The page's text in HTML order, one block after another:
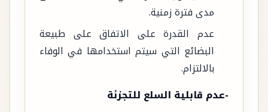
مدى فترة زمنية.
عدم القدرة على الاتفاق على طبيعة
البضائع التي سيتم استخدامها في الوفاء
بالالتزام.
-عدم قابلية السلع للتجزئة